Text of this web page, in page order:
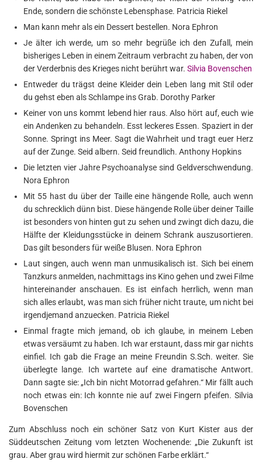
Ende, sondern die schönste Lebensphase. Patricia Riekel
Man kann mehr als ein Dessert bestellen. Nora Ephron
Je älter ich werde, um so mehr begrüße ich den Zufall, mein
bisheriges Leben in einem Zeitraum verbracht zu haben, der von
der Verderbnis des Krieges nicht berührt war. Silvia Bovenschen
Entweder du trägst deine Kleider dein Leben lang mit Stil oder
du gehst eben als Schlampe ins Grab. Dorothy Parker
Keiner von uns kommt lebend hier raus. Also hört auf, euch wie
ein Andenken zu behandeln. Esst leckeres Essen. Spaziert in der
Sonne. Springt ins Meer. Sagt die Wahrheit und tragt euer Herz
auf der Zunge. Seid albern. Seid freundlich. Anthony Hopkins
Die letzten vier Jahre Psychoanalyse sind Geldverschwendung.
Nora Ephron
Mit 55 hast du über der Taille eine hängende Rolle, auch wenn
du schrecklich dünn bist. Diese hängende Rolle über deiner Taille
ist besonders von hinten gut zu sehen und zwingt dich dazu, die
Hälfte der Kleidungsstücke in deinem Schrank auszusortieren.
Das gilt besonders für weiße Blusen. Nora Ephron
Laut singen, auch wenn man unmusikalisch ist. Sich bei einem
Tanzkurs anmelden, nachmittags ins Kino gehen und zwei Filme
hintereinander anschauen. Es ist einfach herrlich, wenn man
sich alles erlaubt, was man sich früher nicht traute, um nicht bei
irgendjemand anzuecken. Patricia Riekel
Einmal fragte mich jemand, ob ich glaube, in meinem Leben
etwas versäumt zu haben. Ich war erstaunt, dass mir gar nichts
einfiel. Ich gab die Frage an meine Freundin S.Sch. weiter. Sie
überlegte lange. Ich wartete auf eine dramatische Antwort.
Dann sagte sie: „Ich bin nicht Motorrad gefahren.“ Mir fällt auch
noch etwas ein: Ich konnte nie auf zwei Fingern pfeifen. Silvia
Bovenschen
Zum Abschluss noch ein schöner Satz von Kurt Kister aus der
Süddeutschen Zeitung vom letzten Wochenende: „Die Zukunft ist
grau. Aber grau wird hiermit zur schönen Farbe erklärt.“